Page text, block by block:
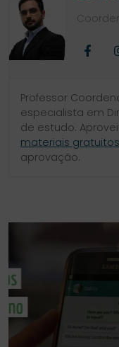
Professor
especialista em
de estudo.
materiais gratuitos
aprovação.
SIDEBAR
CURSO
PROVA
DA
ORDEM
LINKS